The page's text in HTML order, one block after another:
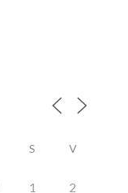
S V
1 2